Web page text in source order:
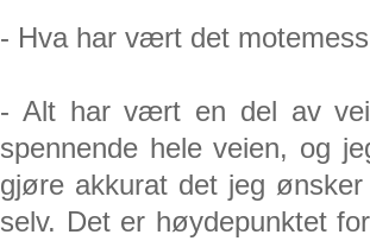
- Hva har vært det
- Alt har vært en del av
spennende hele veien, og
gjøre akkurat det jeg
selv. Det er høydepunktet